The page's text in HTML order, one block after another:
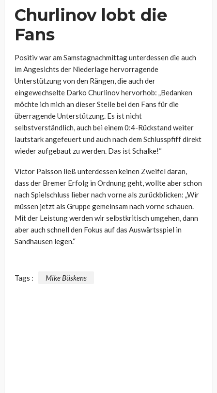
Churlinov lobt die
Fans
Positiv war am Samstagnachmittag unterdessen die auch
im Angesichts der Niederlage hervorragende
Unterstützung von den Rängen, die auch der
eingewechselte Darko Churlinov hervorhob: „Bedanken
möchte ich mich an dieser Stelle bei den Fans für die
überragende Unterstützung. Es ist nicht
selbstverständlich, auch bei einem 0:4-Rückstand weiter
lautstark angefeuert und auch nach dem Schlusspfiff direkt
wieder aufgebaut zu werden. Das ist Schalke!“
Victor Palsson ließ unterdessen keinen Zweifel daran,
dass der Bremer Erfolg in Ordnung geht, wollte aber schon
nach Spielschluss lieber nach vorne als zurückblicken: „Wir
müssen jetzt als Gruppe gemeinsam nach vorne schauen.
Mit der Leistung werden wir selbstkritisch umgehen, dann
aber auch schnell den Fokus auf das Auswärtsspiel in
Sandhausen legen.“
Tags : Mike Büskens